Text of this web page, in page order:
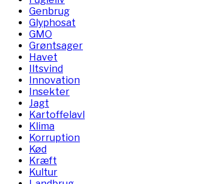
Genbrug
Glyphosat
GMO
Grøntsager
Havet
Iltsvind
Innovation
Insekter
Jagt
Kartoffelavl
Klima
Korruption
Kød
Kræft
Kultur